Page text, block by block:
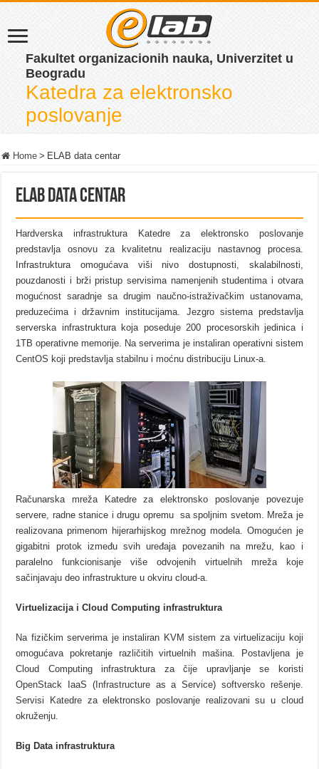
Fakultet organizacionih nauka, Univerzitet u
Beogradu
Katedra za elektronsko
poslovanje
Home > ELAB data centar
ELAB data centar
Hardverska infrastruktura Katedre za elektronsko poslovanje
predstavlja osnovu za kvalitetnu realizaciju nastavnog procesa.
Infrastruktura omogućava viši nivo dostupnosti, skalabilnosti,
pouzdanosti i brži pristup servisima namenjenih studentima i otvara
mogućnost saradnje sa drugim naučno-istraživačkim ustanovama,
preduzećima i državnim institucijama. Jezgro sistema predstavlja
serverska infrastruktura koja poseduje 200 procesorskih jedinica i
1TB operativne memorije. Na serverima je instaliran operativni sistem
CentOS koji predstavlja stabilnu i moćnu distribuciju Linux-a.
Računarska mreža Katedre za elektronsko poslovanje povezuje
servere, radne stanice i drugu opremu sa spoljnim svetom. Mreža je
realizovana primenom hijerarhijskog mrežnog modela. Omogućen je
gigabitni protok između svih uređaja povezanih na mrežu, kao i
paralelno funkcionisanje više odvojenih virtuelnih mreža koje
sačinjavaju deo infrastrukture u okviru cloud-a.
Virtuelizacija i Cloud Computing infrastruktura
Na fizičkim serverima je instaliran KVM sistem za virtuelizaciju koji
omogućava pokretanje različitih virtuelnih mašina. Postavljena je
Cloud Computing infrastruktura za čije upravljanje se koristi
OpenStack IaaS (Infrastructure as a Service) softversko rešenje.
Servisi Katedre za elektronsko poslovanje realizovani su u cloud
okruženju.
Big Data infrastruktura